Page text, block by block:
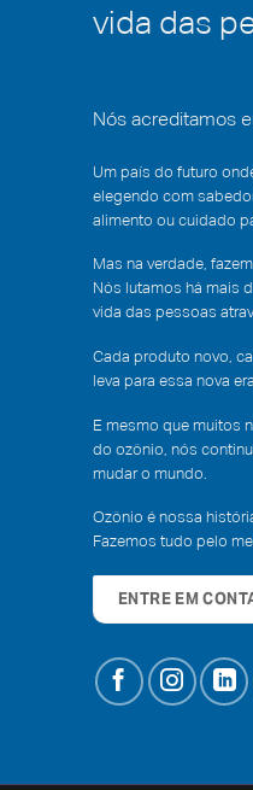
vida das
Nós acreditamos
Um país do futuro
elegendo com
alimento ou cuidado
Mas na verdade,
Nós lutamos há mais
vida das pessoas
Cada produto novo,
leva para essa nova
E mesmo que muitos
do ozônio, nós
mudar o mundo.
Ozônio é nossa
Fazemos tudo pelo
ENTRE EM